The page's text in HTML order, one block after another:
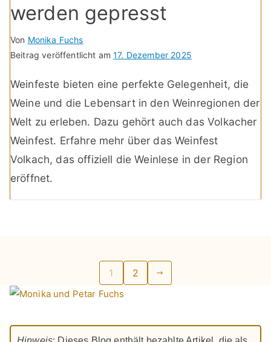
werden gepresst
Von Monika Fuchs
Beitrag veröffentlicht am17. Dezember 2025
Weinfeste bieten eine perfekte Gelegenheit, die
Weine und die Lebensart in den Weinregionen der
Welt zu erleben. Dazu gehört auch das Volkacher
Weinfest. Erfahre mehr über das Weinfest
Volkach, das offiziell die Weinlese in der Region
eröffnet.
Seitennummerierung
der
Beiträge
1 2